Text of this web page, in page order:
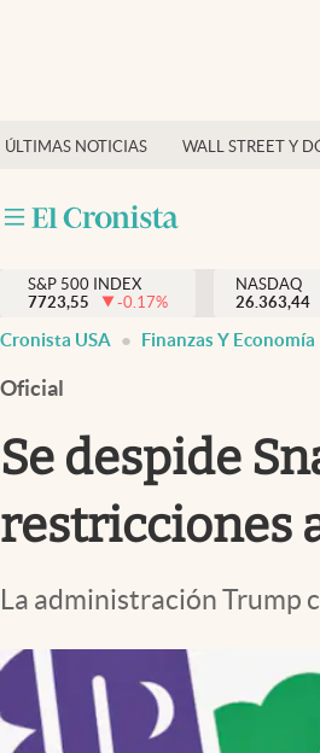
ÚLTIMAS NOTICIAS WALL STREET Y
Finanzas y economía
Inmigración
Trending
Streaming
PC y mobile
S&P 500 INDEX
7723,55
-0.17%
NASDAQ
26.363,44
Cronista USA Finanzas Y Economía
Oficial
Se despide
restricciones
La administración Trump